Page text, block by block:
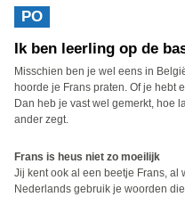
PO
Ik ben leerling op de
Misschien ben je wel eens in
hoorde je Frans praten. Of je hebt
Dan heb je vast wel gemerkt, hoe
ander zegt.
Frans is heus niet zo moeilijk
Jij kent ook al een beetje Frans, al
Nederlands gebruik je woorden